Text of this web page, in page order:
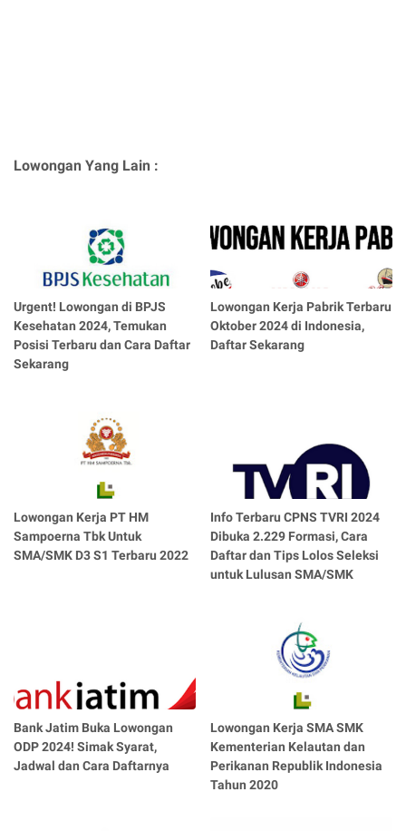
Lowongan Yang Lain :
Urgent! Lowongan di BPJS
Kesehatan 2024, Temukan
Posisi Terbaru dan Cara Daftar
Sekarang
Lowongan Kerja Pabrik Terbaru
Oktober 2024 di Indonesia,
Daftar Sekarang
Lowongan Kerja PT HM
Sampoerna Tbk Untuk
SMA/SMK D3 S1 Terbaru 2022
Info Terbaru CPNS TVRI 2024
Dibuka 2.229 Formasi, Cara
Daftar dan Tips Lolos Seleksi
untuk Lulusan SMA/SMK
Bank Jatim Buka Lowongan
ODP 2024! Simak Syarat,
Jadwal dan Cara Daftarnya
Lowongan Kerja SMA SMK
Kementerian Kelautan dan
Perikanan Republik Indonesia
Tahun 2020